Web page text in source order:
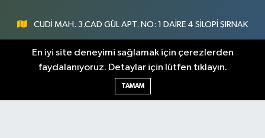
CUDİ MAH. 3.CAD GÜL APT. NO: 1 DAİRE 4 SİLOPİ ŞIRNAK
0547 300 73 73
[email protected]
En iyi site deneyimi sağlamak için çerezlerden
faydalanıyoruz. Detaylar için lütfen tıklayın.
TAMAM